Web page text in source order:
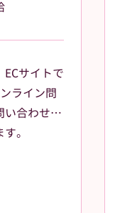
サイトで
ライン問
い合わせ対
。
、プライ
された快